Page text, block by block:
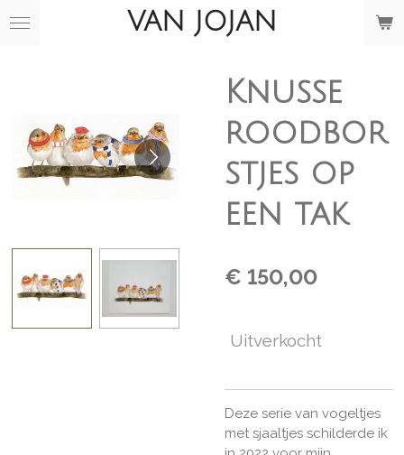
Ga
VAN JOJAN
Knusse
roodbor
stjes op
een tak
€ 150,00
Uitverkocht
Deze serie van vogeltjes
met sjaaltjes schilderde ik